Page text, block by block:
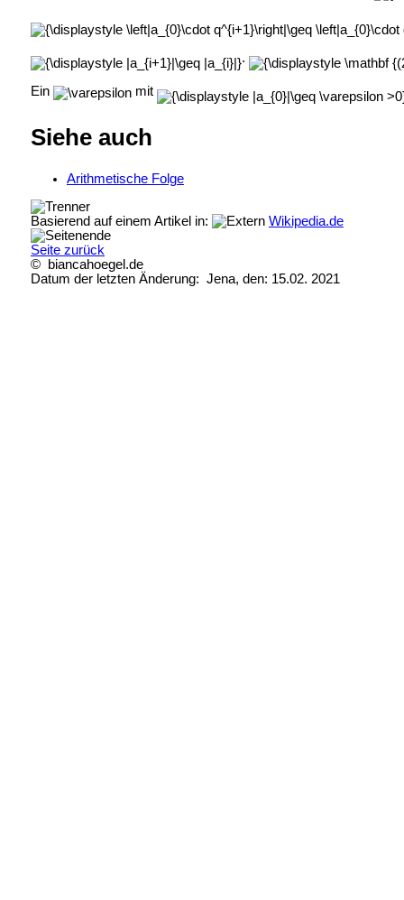
.
Ein mit
Siehe auch
Arithmetische Folge
Basierend auf einem Artikel in:
Wikipedia.de
Seite zurück
© biancahoegel.de
Datum der letzten Änderung: Jena, den: 15.02. 2021